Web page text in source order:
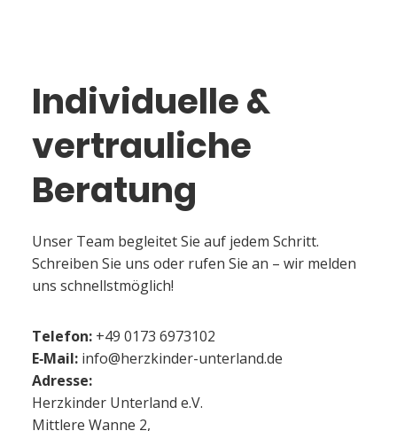
Individuelle &
vertrauliche
Beratung
Unser Team begleitet Sie auf jedem Schritt.
Schreiben Sie uns oder rufen Sie an – wir melden
uns schnellstmöglich!
Telefon: +49 0173 6973102
E‑Mail: info@herzkinder-unterland.de
Adresse:
Herzkinder Unterland e.V.
Mittlere Wanne 2,